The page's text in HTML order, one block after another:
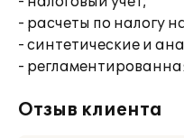
- расчеты по налогу
- синтетические и
-
Отзыв клиента